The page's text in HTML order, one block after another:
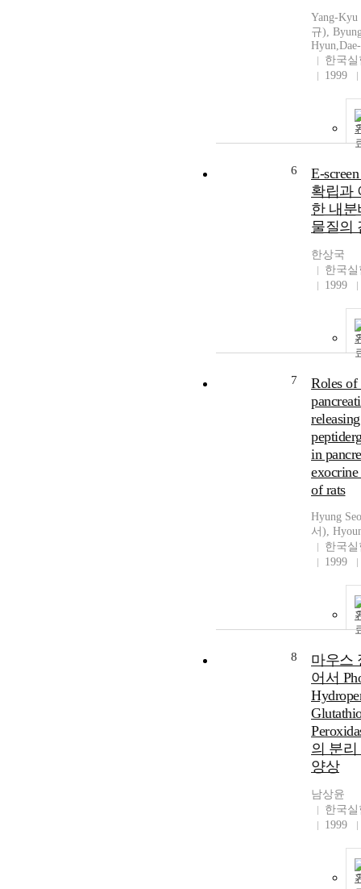
Yang-
규),
한국
1999
6
E-
확립과
한 내
물질의
한상국
한국
1999
7
Roles of
releasing
in
exocrine
of rats
Hyung
서),
한국
1999
8
마우스
어서
의 분리
양상
남상윤
한국
1999